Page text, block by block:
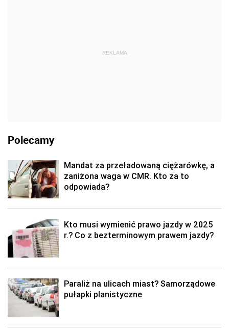
REKLAMA
Polecamy
Mandat za przeładowaną ciężarówkę, a
zaniżona waga w CMR. Kto za to
odpowiada?
Kto musi wymienić prawo jazdy w 2025
r.? Co z bezterminowym prawem jazdy?
Paraliż na ulicach miast? Samorządowe
pułapki planistyczne